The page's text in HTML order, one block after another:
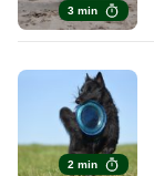
3 min
2 min